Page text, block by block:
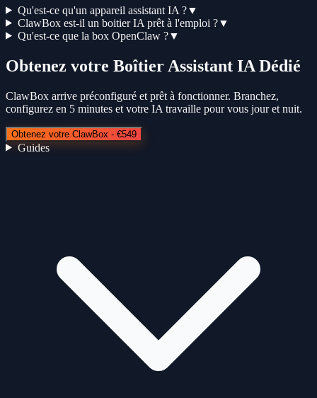
Qu'est-ce qu'un appareil assistant IA ?▼
ClawBox est-il un boitier IA prêt à l'emploi ?▼
Qu'est-ce que la box OpenClaw ?▼
Obtenez votre Boîtier Assistant IA Dédié
ClawBox arrive préconfiguré et prêt à fonctionner. Branchez,
configurez en 5 minutes et votre IA travaille pour vous jour et nuit.
Obtenez votre ClawBox - €549
Guides